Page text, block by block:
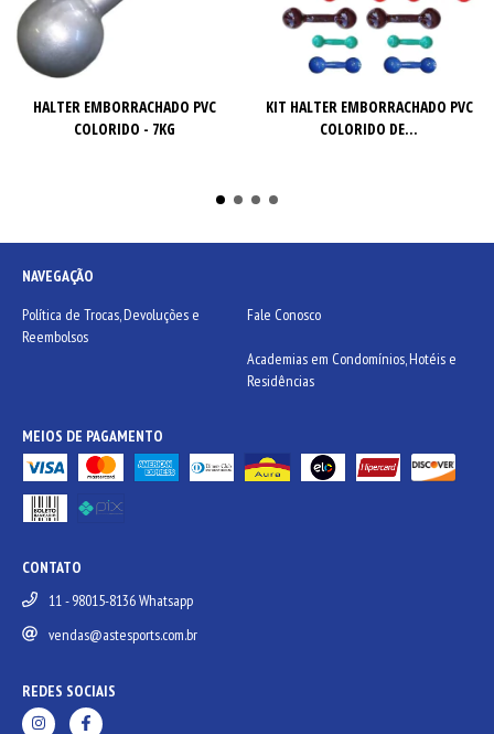
HALTER EMBORRACHADO PVC
COLORIDO - 7KG
KIT HALTER EMBORRACHADO PVC
COLORIDO DE...
NAVEGAÇÃO
Política de Trocas, Devoluções e
Reembolsos
Fale Conosco
Academias em Condomínios, Hotéis e
Residências
MEIOS DE PAGAMENTO
CONTATO
11 - 98015-8136 Whatsapp
vendas@astesports.com.br
REDES SOCIAIS